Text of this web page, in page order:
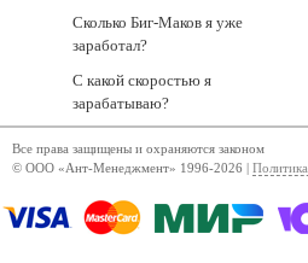
Сколько Биг-Маков я уже
заработал?
С какой скоростью я
зарабатываю?
Все права защищены и охраняются законом
© ООО «Ант-Менеджмент» 1996-2026 |